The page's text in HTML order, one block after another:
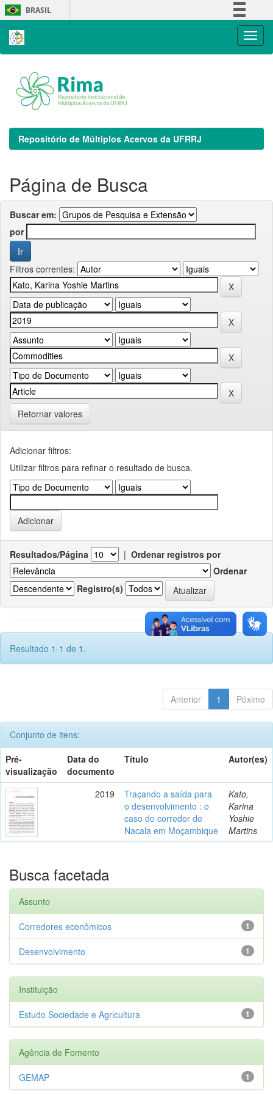
Skip
navigation
BRASIL
Repositório de Múltiplos Acervos da UFRRJ
Página de Busca
Buscar em:
por
Filtros correntes:
Retornar valores
Adicionar filtros:
Utilizar filtros para refinar o resultado de busca.
Resultados/Página | Ordenar registros por
Ordenar
Registro(s)
Resultado 1-1 de 1.
Anterior 1 Póximo
Conjunto de itens:
Pré-
visualização
Data do
documento
Título Autor(es)
2019
Traçando a saída para
o desenvolvimento : o
caso do corredor de
Nacala em Moçambique
Kato,
Karina
Yoshie
Martins
Busca facetada
Assunto
1
Corredores econômicos
1
Desenvolvimento
Instituição
1
Estudo Sociedade e Agricultura
Agência de Fomento
1
GEMAP